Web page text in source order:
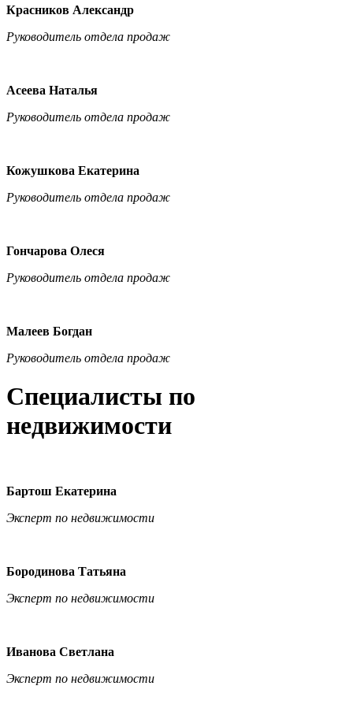
Красников Александр
Руководитель отдела продаж
Асеева Наталья
Руководитель отдела продаж
Кожушкова Екатерина
Руководитель отдела продаж
Гончарова Олеся
Руководитель отдела продаж
Малеев Богдан
Руководитель отдела продаж
Специалисты по
недвижимости
Бартош Екатерина
Эксперт по недвижимости
Бородинова Татьяна
Эксперт по недвижимости
Иванова Светлана
Эксперт по недвижимости